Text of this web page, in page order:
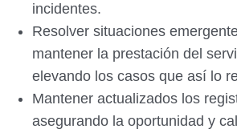
incidentes.
Resolver situaciones
mantener la prestación del
elevando los casos que así lo
Mantener actualizados los
asegurando la oportunidad y